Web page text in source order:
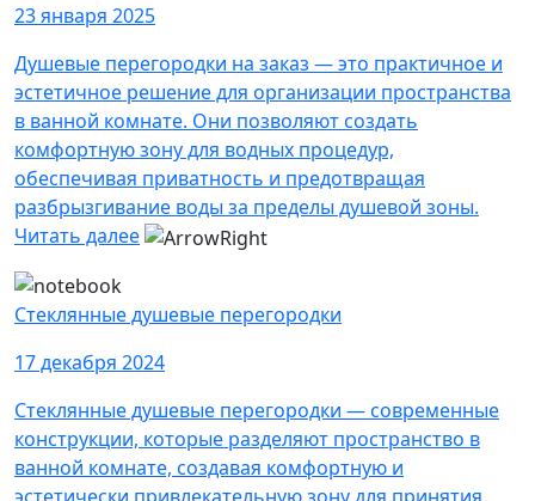
23 января 2025
Душевые перегородки на заказ — это практичное и
эстетичное решение для организации пространства
в ванной комнате. Они позволяют создать
комфортную зону для водных процедур,
обеспечивая приватность и предотвращая
разбрызгивание воды за пределы душевой зоны.
Читать далее
Стеклянные душевые перегородки
17 декабря 2024
Стеклянные душевые перегородки — современные
конструкции, которые разделяют пространство в
ванной комнате, создавая комфортную и
эстетически привлекательную зону для принятия